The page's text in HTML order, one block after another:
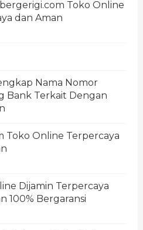
Toko Online
dan Aman
Nama Nomor
Bank Terkait Dengan
Toko Online Terpercaya
Dijamin Terpercaya
100% Bergaransi